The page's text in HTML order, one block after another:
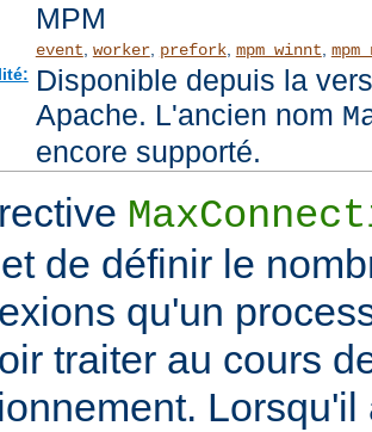
MPM
event worker, prefork, mpm_winnt
Disponible depuis la
Apache. L'ancien nom
encore supporté.
de définir le
qu'un
traiter au cours
Lorsqu'il